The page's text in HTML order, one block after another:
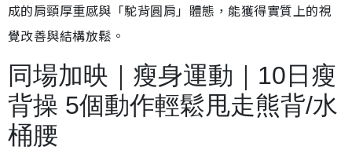
成的肩頸厚重感與「駝背圓肩」體態，能獲得實質上的視
覺改善與結構放鬆。
同場加映｜瘦身運動｜10日瘦
背操 5個動作輕鬆甩走熊背/水
桶腰